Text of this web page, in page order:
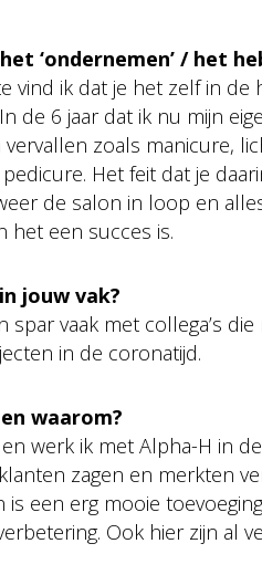
‘ondernemen’ / het
vind ik dat je het zelf in de
de 6 jaar dat ik nu mijn
zoals manicure,
Het feit dat je
de salon in loop en
het een succes is.
jouw vak?
spar vaak met collega’s
in de coronatijd.
waarom?
werk ik met Alpha-H in
zagen en merkten
is een erg mooie
Ook hier zijn al